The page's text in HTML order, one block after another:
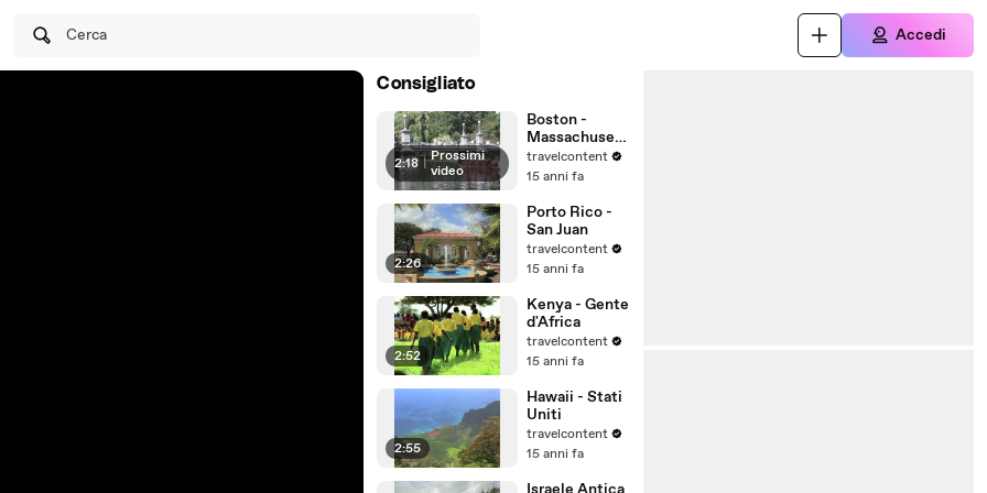
Cerca Accedi
Consigliato
2:18 | Prossimi
video
Boston -
Massachusett
s - Stati Uniti
d'America
travelcontent
15 anni fa
2:26
Porto Rico -
San Juan
travelcontent
15 anni fa
2:52
Kenya - Gente
d'Africa
travelcontent
15 anni fa
2:55
Hawaii - Stati
Uniti
travelcontent
15 anni fa